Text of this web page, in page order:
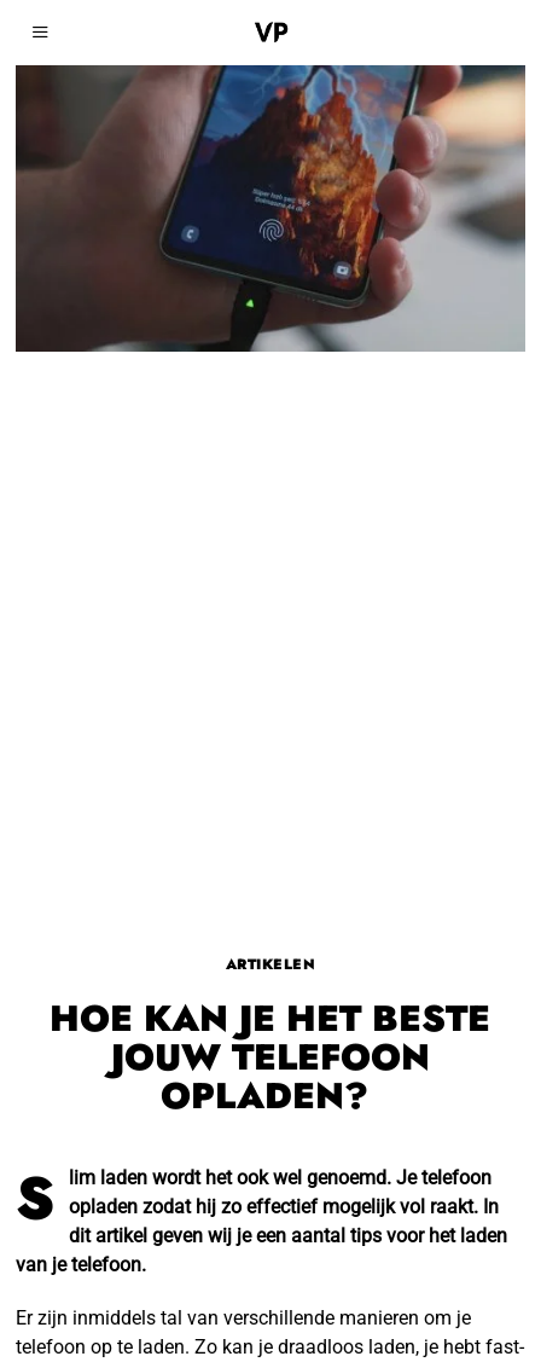
ARTIKELEN
HOE KAN JE HET BESTE
JOUW TELEFOON
OPLADEN?
S
lim laden wordt het ook wel genoemd. Je telefoon
opladen zodat hij zo effectief mogelijk vol raakt. In
dit artikel geven wij je een aantal tips voor het laden
van je telefoon.
Er zijn inmiddels tal van verschillende manieren om je
telefoon op te laden. Zo kan je draadloos laden, je hebt fast-